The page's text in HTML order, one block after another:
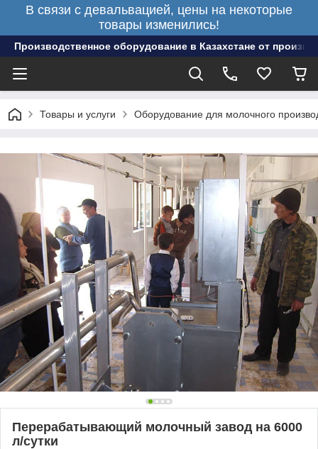
В связи с девальвацией, цены на некоторые
товары изменились!
Производственное оборудование в Казахстане от
Товары и услуги Оборудование для молочного
Перерабатывающий молочный завод на 6000
л/сутки